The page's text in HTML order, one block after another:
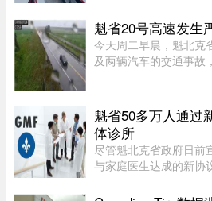
公司进行的最新调查显
理卡尼（Mark Carney
魁省20号高速发生
今天周二早晨，魁北克
及两辆汽车的交通事故
处。目前事故具体原因
魁省50多万人通过
体诊所
尽管魁北克省政府日前
与家庭医生达成的新协
而只是被纳入某个家庭